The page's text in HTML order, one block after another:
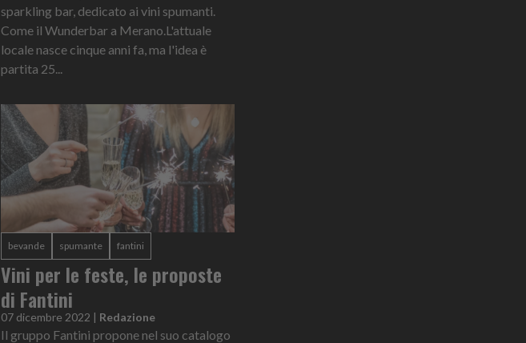
sparkling bar, dedicato ai vini spumanti.
Come il Wunderbar a Merano.L'attuale
locale nasce cinque anni fa, ma l'idea è
partita 25...
bevande spumante fantini
Vini per le feste, le proposte
di Fantini
07 dicembre 2022 | Redazione
Il gruppo Fantini propone nel suo catalogo